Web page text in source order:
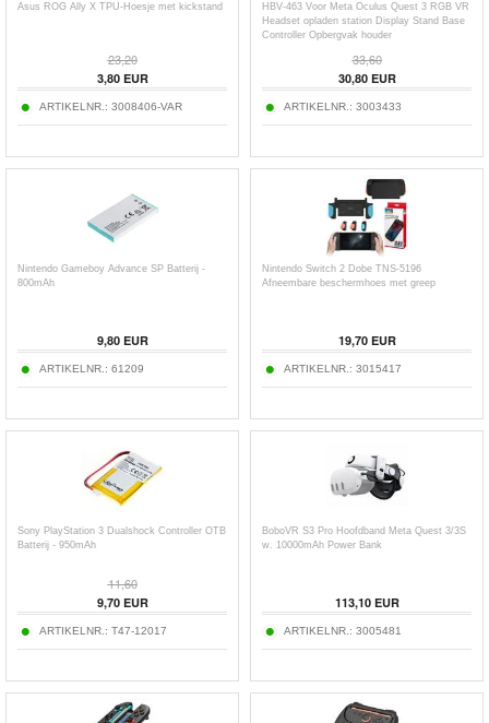
Asus ROG Ally X TPU-Hoesje met kickstand
23,20
3,80EUR
ARTIKELNR.: 3008406-VAR
HBV-463 Voor Meta Oculus Quest 3 RGB VR
Headset opladen station Display Stand Base
Controller Opbergvak houder
33,60
30,80EUR
ARTIKELNR.: 3003433
Nintendo Gameboy Advance SP Batterij -
800mAh
9,80EUR
ARTIKELNR.: 61209
Nintendo Switch 2 Dobe TNS-5196
Afneembare beschermhoes met greep
19,70EUR
ARTIKELNR.: 3015417
Sony PlayStation 3 Dualshock Controller OTB
Batterij - 950mAh
11,60
9,70EUR
ARTIKELNR.: T47-12017
BoboVR S3 Pro Hoofdband Meta Quest 3/3S
w. 10000mAh Power Bank
113,10EUR
ARTIKELNR.: 3005481